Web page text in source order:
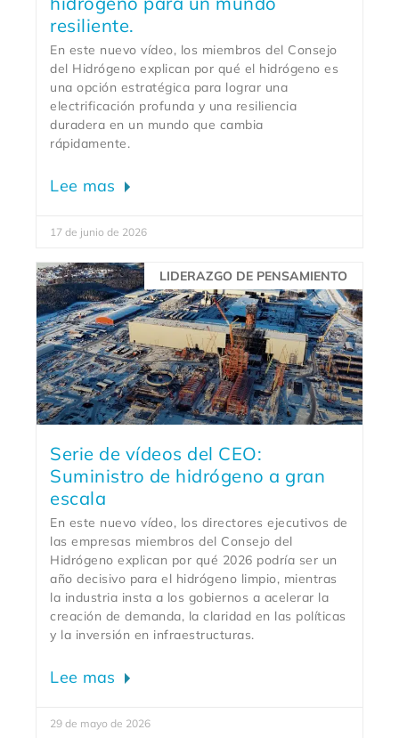
resiliente.
En este nuevo vídeo, los miembros del Consejo
del Hidrógeno explican por qué el hidrógeno es
una opción estratégica para lograr una
electrificación profunda y una resiliencia
duradera en un mundo que cambia
rápidamente.
Lee mas
17 de junio de 2026
LIDERAZGO DE PENSAMIENTO
Serie de vídeos del CEO:
Suministro de hidrógeno a gran
escala
En este nuevo vídeo, los directores ejecutivos de
las empresas miembros del Consejo del
Hidrógeno explican por qué 2026 podría ser un
año decisivo para el hidrógeno limpio, mientras
la industria insta a los gobiernos a acelerar la
creación de demanda, la claridad en las políticas
y la inversión en infraestructuras.
Lee mas
29 de mayo de 2026